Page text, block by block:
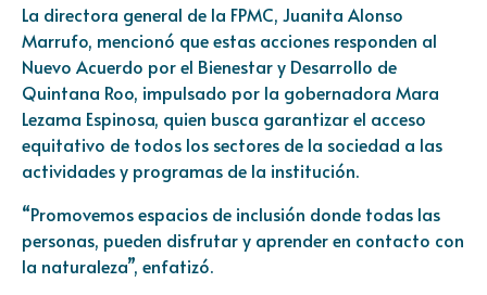
La directora general de la FPMC, Juanita Alonso
Marrufo, mencionó que estas acciones responden al
Nuevo Acuerdo por el Bienestar y Desarrollo de
Quintana Roo, impulsado por la gobernadora Mara
Lezama Espinosa, quien busca garantizar el acceso
equitativo de todos los sectores de la sociedad a las
actividades y programas de la institución.
“Promovemos espacios de inclusión donde todas las
personas, pueden disfrutar y aprender en contacto con
la naturaleza”, enfatizó.